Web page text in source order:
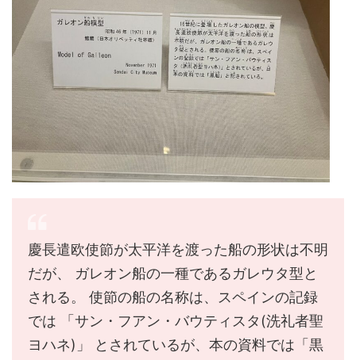
慶長遣欧使節が太平洋を渡った船の形状は不明
だが、 ガレオン船の一種であるガレウタ型と
される。 使節の船の名称は、スペインの記録
では 「サン・フアン・バウティスタ(洗礼者聖
ヨハネ)」 とされているが、本の資料では「黒